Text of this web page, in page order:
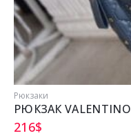
Рюкзаки
РЮКЗАК VALENTINO
216$